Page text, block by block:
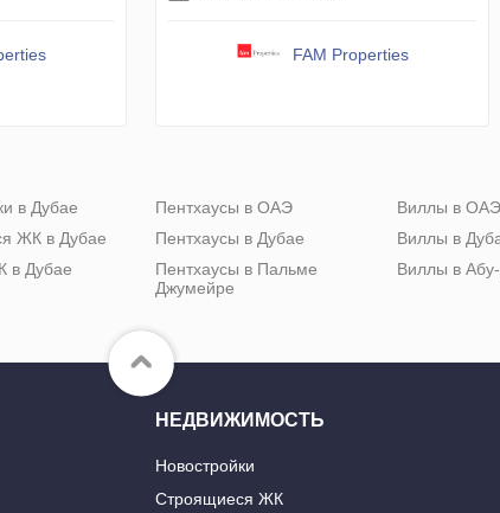
FAM Properties
в Дубае
ЖК в Дубае
в Дубае
Пентхаусы в ОАЭ
Пентхаусы в Дубае
Пентхаусы в Пальме
Джумейре
Виллы в ОАЭ
Виллы в
Виллы в
НЕДВИЖИМОСТЬ
Новостройки
Строящиеся ЖК